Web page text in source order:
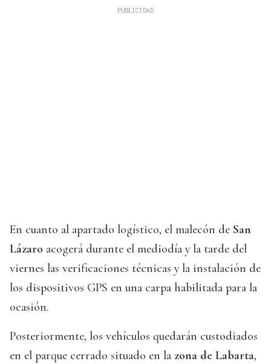
En cuanto al apartado logístico, el malecón de San
Lázaro acogerá durante el mediodía y la tarde del
viernes las verificaciones técnicas y la instalación de
los dispositivos GPS en una carpa habilitada para la
ocasión.
Posteriormente, los vehículos quedarán custodiados
en el parque cerrado situado en la zona de Labarta,